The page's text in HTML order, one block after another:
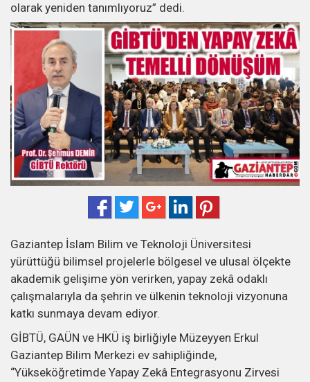
olarak yeniden tanımlıyoruz” dedi.
Gaziantep İslam Bilim ve Teknoloji Üniversitesi
yürüttüğü bilimsel projelerle bölgesel ve ulusal ölçekte
akademik gelişime yön verirken, yapay zekâ odaklı
çalışmalarıyla da şehrin ve ülkenin teknoloji vizyonuna
katkı sunmaya devam ediyor.
GİBTÜ, GAÜN ve HKÜ iş birliğiyle Müzeyyen Erkul
Gaziantep Bilim Merkezi ev sahipliğinde,
“Yükseköğretimde Yapay Zekâ Entegrasyonu Zirvesi